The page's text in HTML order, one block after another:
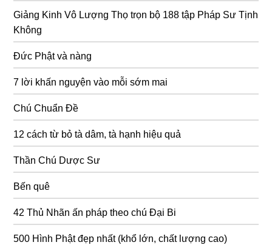
Giảng Kinh Vô Lượng Thọ trọn bộ 188 tập Pháp Sư Tịnh
Không
Đức Phật và nàng
7 lời khấn nguyện vào mỗi sớm mai
Chú Chuẩn Đề
12 cách từ bỏ tà dâm, tà hạnh hiệu quả
Thần Chú Dược Sư
Bến quê
42 Thủ Nhãn ấn pháp theo chú Đại Bi
500 Hình Phật đẹp nhất (khổ lớn, chất lượng cao)